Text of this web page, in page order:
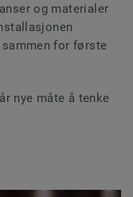
og materialer
sammen for første
nye måte å tenke